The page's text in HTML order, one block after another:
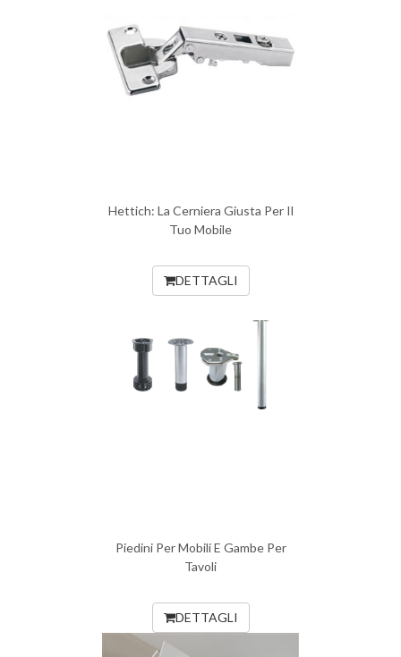
Hettich: La Cerniera Giusta Per Il
Tuo Mobile
DETTAGLI
Piedini Per Mobili E Gambe Per
Tavoli
DETTAGLI